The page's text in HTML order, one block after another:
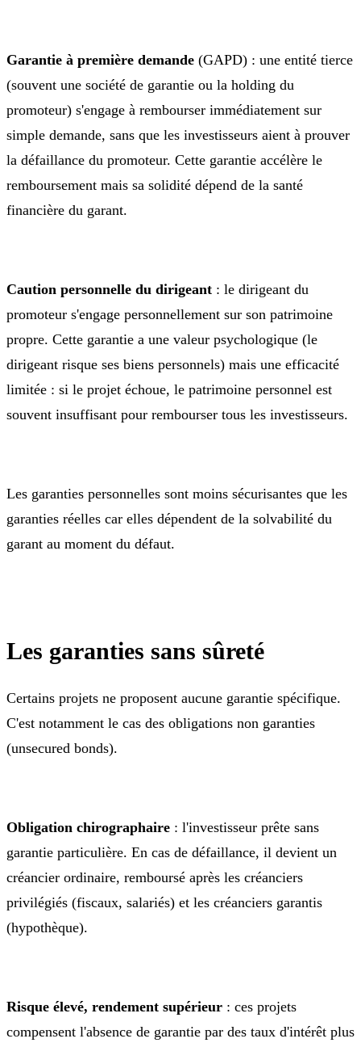
Garantie à première demande (GAPD) : une entité tierce
(souvent une société de garantie ou la holding du
promoteur) s'engage à rembourser immédiatement sur
simple demande, sans que les investisseurs aient à prouver
la défaillance du promoteur. Cette garantie accélère le
remboursement mais sa solidité dépend de la santé
financière du garant.
Caution personnelle du dirigeant : le dirigeant du
promoteur s'engage personnellement sur son patrimoine
propre. Cette garantie a une valeur psychologique (le
dirigeant risque ses biens personnels) mais une efficacité
limitée : si le projet échoue, le patrimoine personnel est
souvent insuffisant pour rembourser tous les investisseurs.
Les garanties personnelles sont moins sécurisantes que les
garanties réelles car elles dépendent de la solvabilité du
garant au moment du défaut.
Les garanties sans sûreté
Certains projets ne proposent aucune garantie spécifique.
C'est notamment le cas des obligations non garanties
(unsecured bonds).
Obligation chirographaire : l'investisseur prête sans
garantie particulière. En cas de défaillance, il devient un
créancier ordinaire, remboursé après les créanciers
privilégiés (fiscaux, salariés) et les créanciers garantis
(hypothèque).
Risque élevé, rendement supérieur : ces projets
compensent l'absence de garantie par des taux d'intérêt plus